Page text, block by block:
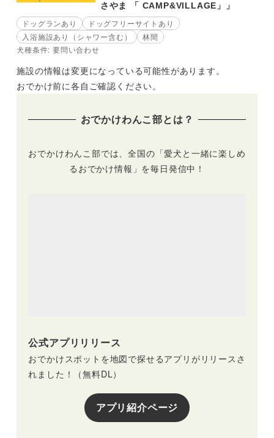
さやま 「 CAMP&VILLAGE」」
ドッグランあり
ドッグフリーサイトあり
入浴施設あり（シャワー含む）
林間
犬種条件: 要問い合わせ
施設の情報は変更になっている可能性があります。
おでかけ前に各自ご確認ください。
おでかけわんこ部とは？
おでかけわんこ部では、全国の「愛犬と一緒に楽しめ
るおでかけ情報」を毎日発信中！
公式アプリリリース
おでかけスポットを地図で探せるアプリがリリースさ
れました！（無料DL）
アプリ紹介ページ